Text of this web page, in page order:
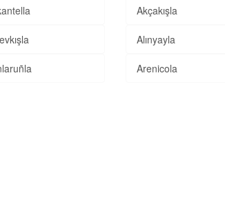
Akçakışla
Alınyayla
Arenicola